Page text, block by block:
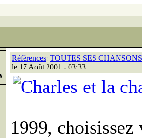
Références: TOUTES SES
le 17 Août 2001 - 03:33
1999,